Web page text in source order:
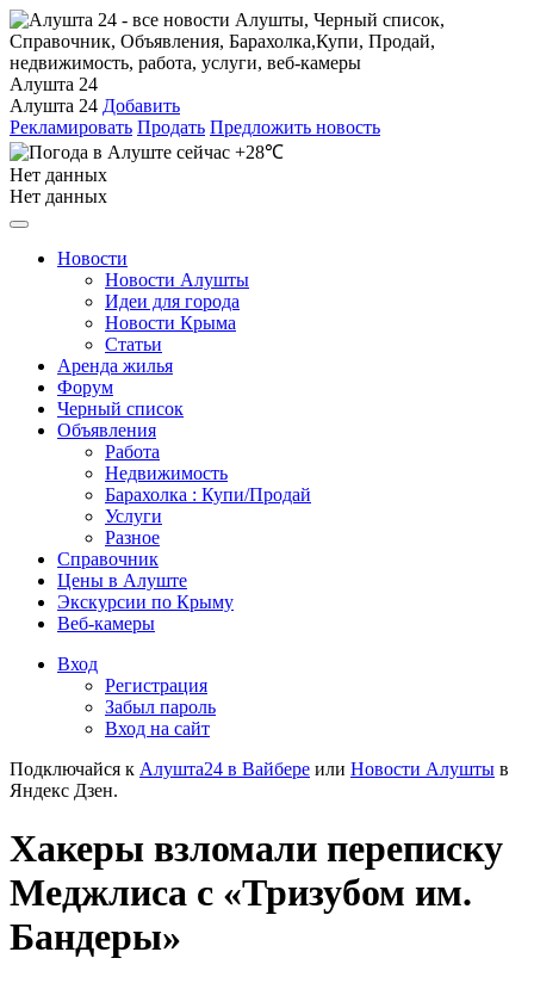
Алушта 24
Алушта 24 Добавить
Рекламировать Продать Предложить новость
+28℃
Нет данных
Нет данных
Новости
Новости Алушты
Идеи для города
Новости Крыма
Статьи
Аренда жилья
Форум
Черный список
Объявления
Работа
Недвижимость
Барахолка : Купи/Продай
Услуги
Разное
Справочник
Цены в Алуште
Экскурсии по Крыму
Веб-камеры
Вход
Регистрация
Забыл пароль
Вход на сайт
Подключайся к Алушта24 в Вайбере или Новости Алушты в
Яндекс Дзен.
Хакеры взломали переписку
Меджлиса с «Тризубом им.
Бандеры»